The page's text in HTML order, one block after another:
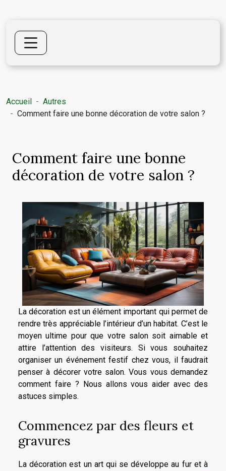
Accueil
Autres
Comment faire une bonne décoration de votre salon ?
Comment faire une bonne
décoration de votre salon ?
La décoration est un élément important qui permet de
rendre très appréciable l’intérieur d’un habitat. C’est le
moyen ultime pour que votre salon soit aimable et
attire l’attention des visiteurs. Si vous souhaitez
organiser un événement festif chez vous, il faudrait
penser à décorer votre salon. Vous vous demandez
comment faire ? Nous allons vous aider avec des
astuces simples.
Commencez par des fleurs et
gravures
La décoration est un art qui se développe au fur et à